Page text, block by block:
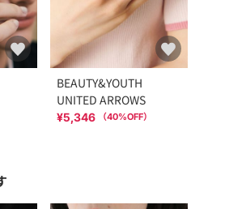
BEAUTY&YOUTH
UNITED ARROWS
¥5,346 （40%OFF）